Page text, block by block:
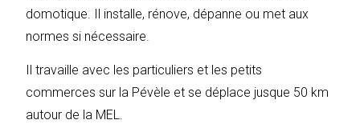
domotique. Il installe, rénove, dépanne ou met aux
normes si nécessaire.
Il travaille avec les particuliers et les petits
commerces sur la Pévèle et se déplace jusque 50 km
autour de la MEL.